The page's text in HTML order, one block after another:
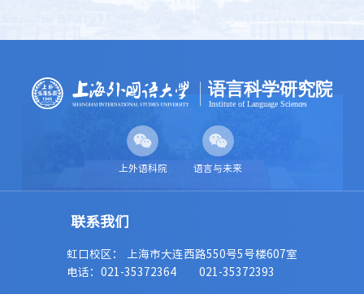
上外语科院 语言与未来
虹口校区： 上海市大连西路550号5号楼607室
电话：021-35372364
021-35372393